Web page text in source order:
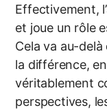
Effectivement,
et joue un rôle
Cela va au-
la différence,
véritablement
perspectives,